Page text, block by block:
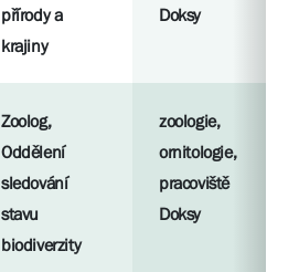
přírody a
krajiny
Doksy
Zoolog,
Oddělení
sledování
stavu
biodiverzity
zoologie,
ornitologie,
pracoviště
Doksy